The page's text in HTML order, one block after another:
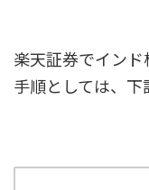
楽天証券でイン
手順としては、下